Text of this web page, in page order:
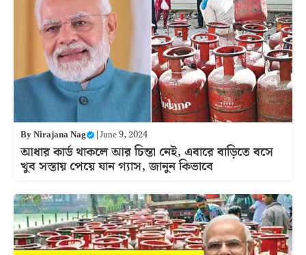
ByNirajana Nag |June 9, 2024
আধার কার্ড থাকলে আর চিন্তা নেই, এবারে বাড়িতে বসে
খুব সস্তায় পেয়ে যান গ্যাস, জানুন কিভাবে